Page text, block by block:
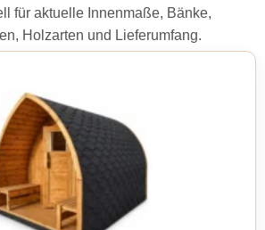
für aktuelle Innenmaße, Bänke,
Holzarten und Lieferumfang.